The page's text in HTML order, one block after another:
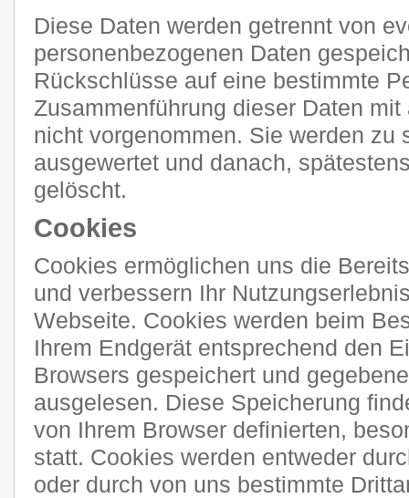
Diese Daten werden getrennt von
personenbezogenen Daten
Rückschlüsse auf eine bestimmte
Zusammenführung dieser Daten
nicht vorgenommen. Sie werden zu
ausgewertet und danach,
gelöscht.
Cookies
Cookies ermöglichen uns die
und verbessern Ihr
Webseite. Cookies werden beim
Ihrem Endgerät entsprechend den
Browsers gespeichert und
ausgelesen. Diese Speicherung
von Ihrem Browser definierten,
statt. Cookies werden entweder
oder durch von uns bestimmte